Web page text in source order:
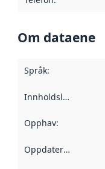
Om dataene
Språk:
Innholdsleverandører
Opphav:
Oppdateringsfrekvens